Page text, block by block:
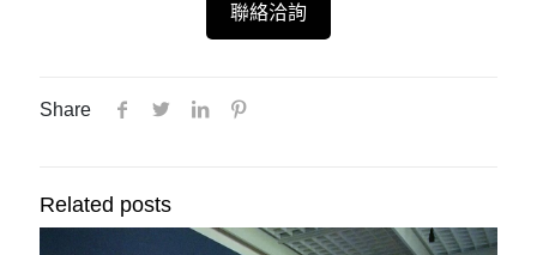
聯絡洽詢
Share
Related posts